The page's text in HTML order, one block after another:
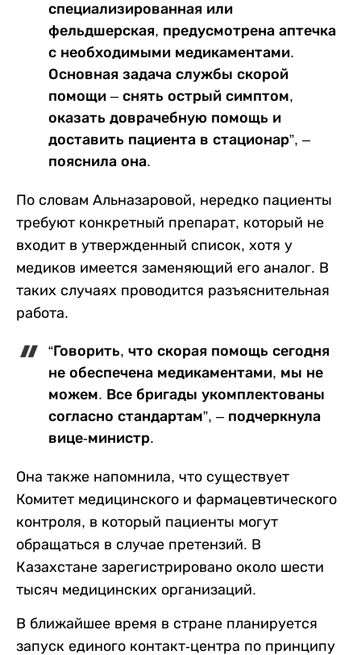
специализированная или
фельдшерская, предусмотрена аптечка
с необходимыми медикаментами.
Основная задача службы скорой
помощи – снять острый симптом,
оказать доврачебную помощь и
доставить пациента в стационар”, –
пояснила она.
По словам Альназаровой, нередко пациенты
требуют конкретный препарат, который не
входит в утвержденный список, хотя у
медиков имеется заменяющий его аналог. В
таких случаях проводится разъяснительная
работа.
“Говорить, что скорая помощь сегодня
не обеспечена медикаментами, мы не
можем. Все бригады укомплектованы
согласно стандартам”, – подчеркнула
вице-министр.
Она также напомнила, что существует
Комитет медицинского и фармацевтического
контроля, в который пациенты могут
обращаться в случае претензий. В
Казахстане зарегистрировано около шести
тысяч медицинских организаций.
В ближайшее время в стране планируется
запуск единого контакт-центра по принципу